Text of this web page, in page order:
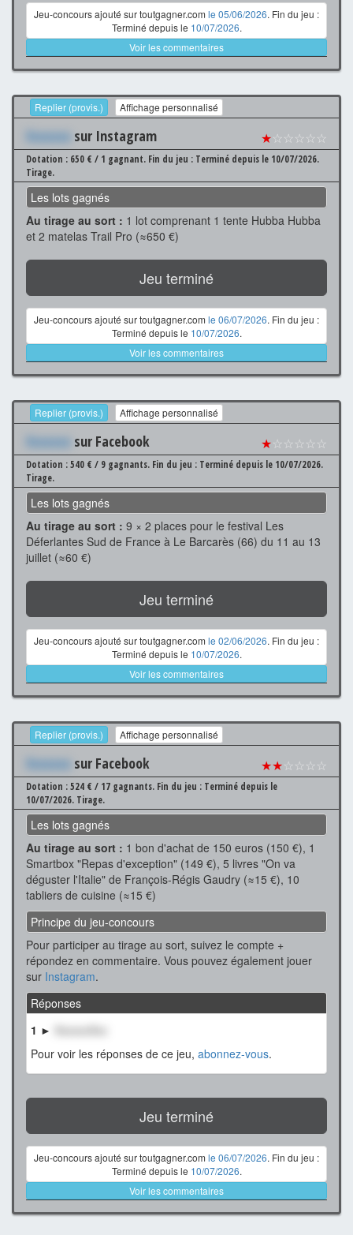
Jeu-concours ajouté sur toutgagner.com le 05/06/2026. Fin du jeu :
Terminé depuis le 10/07/2026.
Voir les commentaires
Replier (provis.) Affichage personnalisé
Xxxxxxx sur Instagram ★☆☆☆☆☆
Dotation : 650 € / 1 gagnant. Fin du jeu : Terminé depuis le 10/07/2026.
Tirage.
Les lots gagnés
Au tirage au sort : 1 lot comprenant 1 tente Hubba Hubba
et 2 matelas Trail Pro (≈650 €)
Jeu terminé
Jeu-concours ajouté sur toutgagner.com le 06/07/2026. Fin du jeu :
Terminé depuis le 10/07/2026.
Voir les commentaires
Replier (provis.) Affichage personnalisé
Xxxxxxx sur Facebook ★☆☆☆☆☆
Dotation : 540 € / 9 gagnants. Fin du jeu : Terminé depuis le 10/07/2026.
Tirage.
Les lots gagnés
Au tirage au sort : 9 × 2 places pour le festival Les
Déferlantes Sud de France à Le Barcarès (66) du 11 au 13
juillet (≈60 €)
Jeu terminé
Jeu-concours ajouté sur toutgagner.com le 02/06/2026. Fin du jeu :
Terminé depuis le 10/07/2026.
Voir les commentaires
Replier (provis.) Affichage personnalisé
Xxxxxxx sur Facebook ★★☆☆☆☆
Dotation : 524 € / 17 gagnants. Fin du jeu : Terminé depuis le
10/07/2026. Tirage.
Les lots gagnés
Au tirage au sort : 1 bon d'achat de 150 euros (150 €), 1
Smartbox "Repas d'exception" (149 €), 5 livres "On va
déguster l'Italie" de François-Régis Gaudry (≈15 €), 10
tabliers de cuisine (≈15 €)
Principe du jeu-concours
Pour participer au tirage au sort, suivez le compte +
répondez en commentaire. Vous pouvez également jouer
sur Instagram.
Réponses
1 ►
XxxxxxXxx
Pour voir les réponses de ce jeu, abonnez-vous.
Jeu terminé
Jeu-concours ajouté sur toutgagner.com le 06/07/2026. Fin du jeu :
Terminé depuis le 10/07/2026.
Voir les commentaires